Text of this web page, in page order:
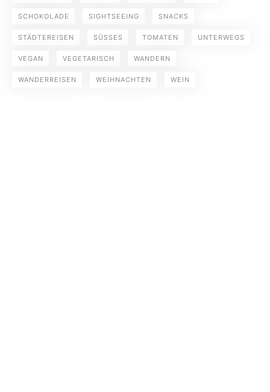
SCHOKOLADE SIGHTSEEING SNACKS
STÄDTEREISEN SÜSSES TOMATEN UNTERWEGS
VEGAN VEGETARISCH WANDERN
WANDERREISEN WEIHNACHTEN WEIN